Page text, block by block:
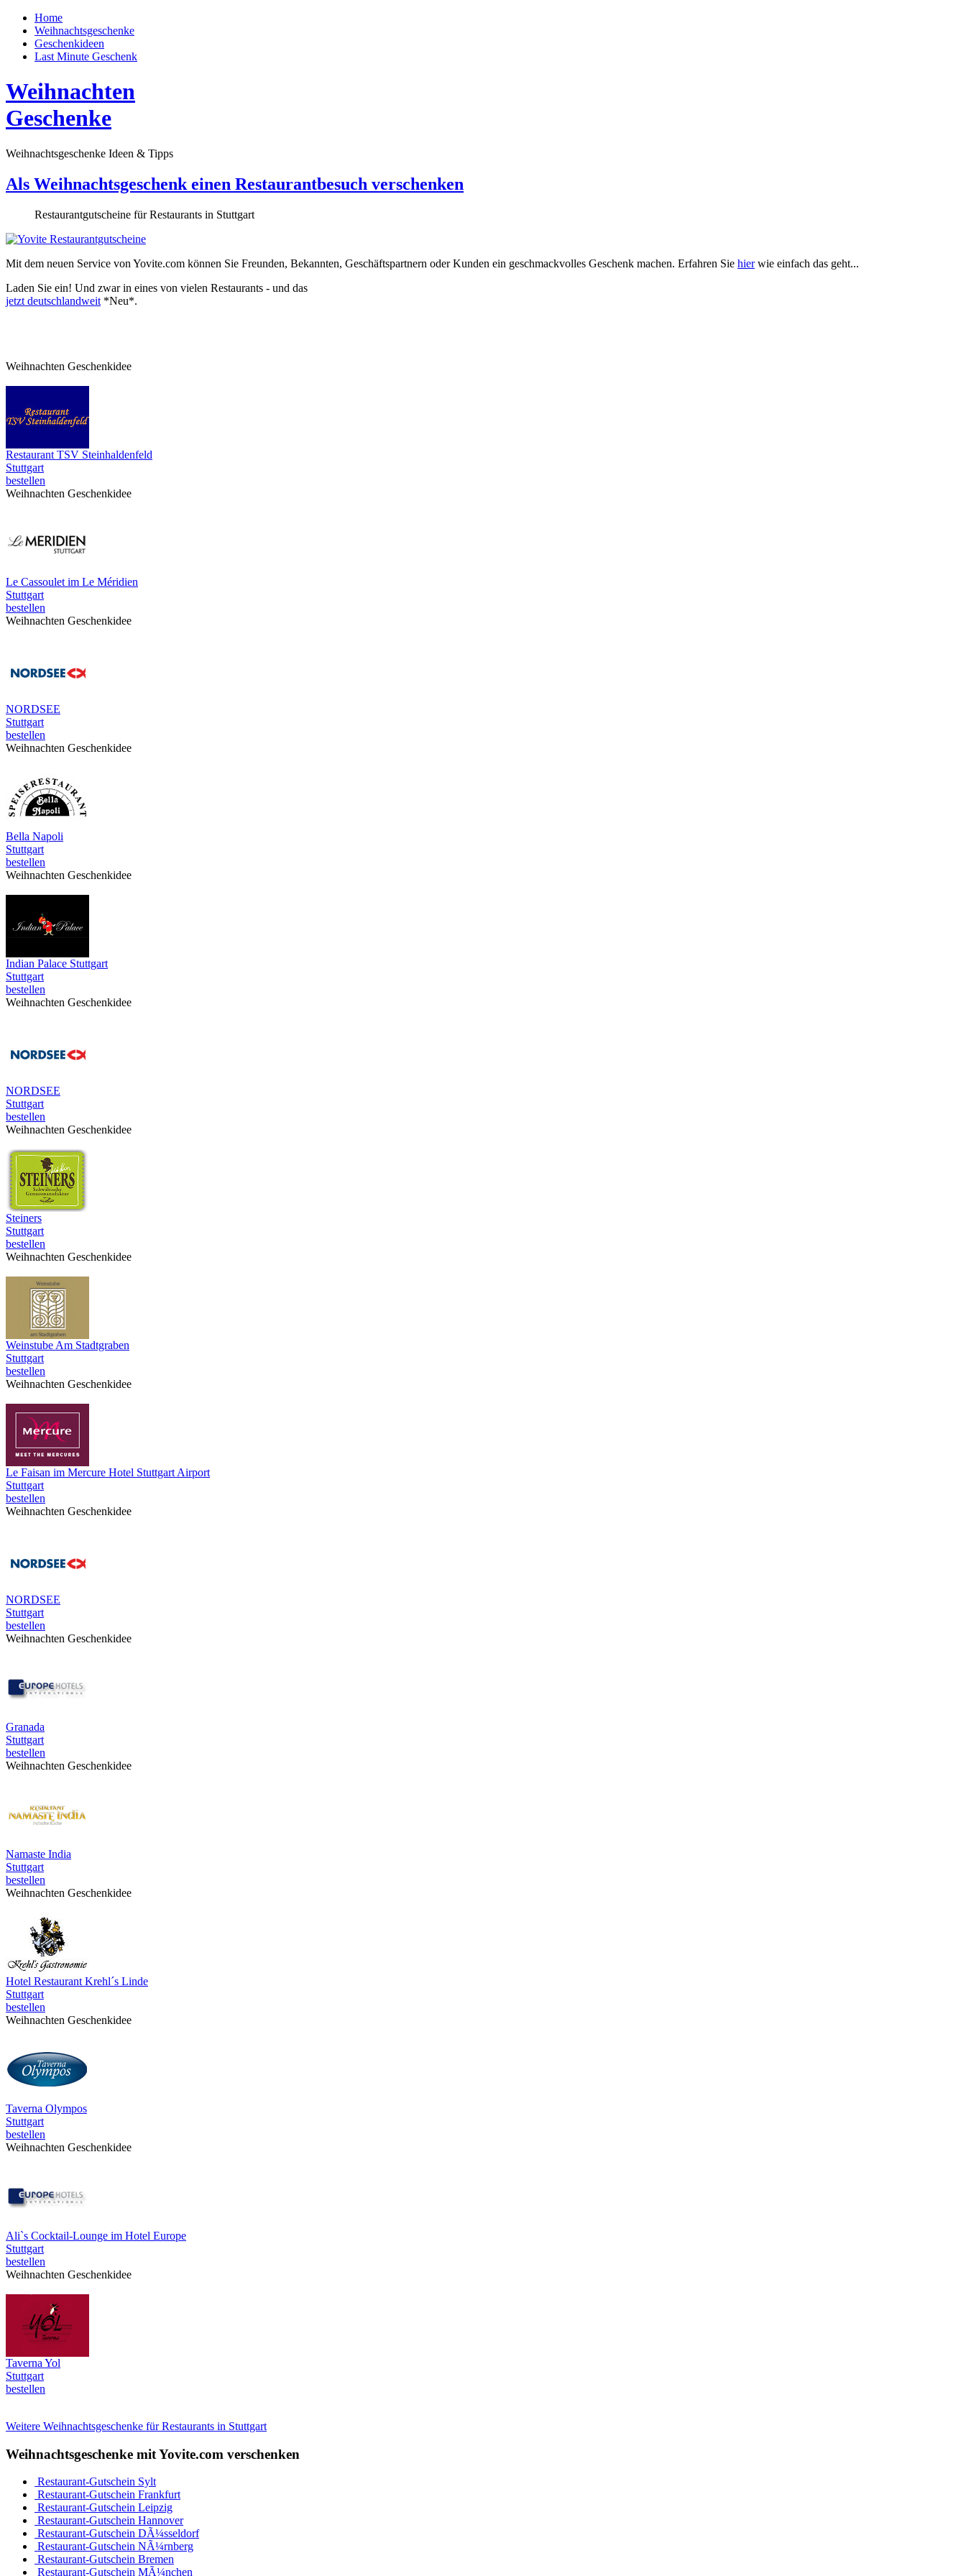
Home
Weihnachtsgeschenke
Geschenkideen
Last Minute Geschenk
Weihnachten
Geschenke
Weihnachtsgeschenke Ideen & Tipps
Als Weihnachtsgeschenk einen Restaurantbesuch verschenken
Restaurantgutscheine für Restaurants in Stuttgart
Mit dem neuen Service von Yovite.com können Sie Freunden, Bekannten, Geschäftspartnern oder Kunden ein geschmackvolles Geschenk machen. Erfahren Sie hierwie einfach das geht...
Laden Sie ein! Und zwar in eines von vielen Restaurants - und das
jetzt deutschlandweit *Neu*.
Weihnachten Geschenkidee
Restaurant TSV Steinhaldenfeld
Stuttgart
bestellen
Weihnachten Geschenkidee
Le Cassoulet im Le Méridien
Stuttgart
bestellen
Weihnachten Geschenkidee
NORDSEE
Stuttgart
bestellen
Weihnachten Geschenkidee
Bella Napoli
Stuttgart
bestellen
Weihnachten Geschenkidee
Indian Palace Stuttgart
Stuttgart
bestellen
Weihnachten Geschenkidee
NORDSEE
Stuttgart
bestellen
Weihnachten Geschenkidee
Steiners
Stuttgart
bestellen
Weihnachten Geschenkidee
Weinstube Am Stadtgraben
Stuttgart
bestellen
Weihnachten Geschenkidee
Le Faisan im Mercure Hotel Stuttgart Airport
Stuttgart
bestellen
Weihnachten Geschenkidee
NORDSEE
Stuttgart
bestellen
Weihnachten Geschenkidee
Granada
Stuttgart
bestellen
Weihnachten Geschenkidee
Namaste India
Stuttgart
bestellen
Weihnachten Geschenkidee
Hotel Restaurant Krehl´s Linde
Stuttgart
bestellen
Weihnachten Geschenkidee
Taverna Olympos
Stuttgart
bestellen
Weihnachten Geschenkidee
Ali`s Cocktail-Lounge im Hotel Europe
Stuttgart
bestellen
Weihnachten Geschenkidee
Taverna Yol
Stuttgart
bestellen
Weitere Weihnachtsgeschenke für Restaurants in Stuttgart
Weihnachtsgeschenke mit Yovite.com verschenken
Restaurant-Gutschein Sylt
Restaurant-Gutschein Frankfurt
Restaurant-Gutschein Leipzig
Restaurant-Gutschein Hannover
Restaurant-Gutschein DÃ¼sseldorf
Restaurant-Gutschein NÃ¼rnberg
Restaurant-Gutschein Bremen
Restaurant-Gutschein MÃ¼nchen